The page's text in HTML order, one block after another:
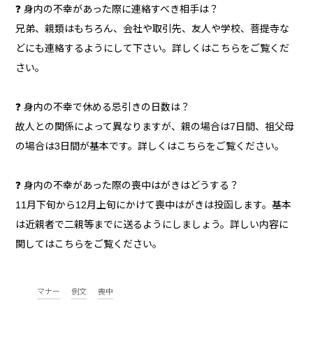
❓ 身内の不幸があった際に連絡すべき相手は？
兄弟、親類はもちろん、会社や取引先、友人や学校、菩提寺な
どにも連絡するようにして下さい。詳しくはこちらをご覧くだ
さい。
❓ 身内の不幸で休める忌引きの日数は？
故人との関係によって異なりますが、親の場合は7日間、祖父母
の場合は3日間が基本です。詳しくはこちらをご覧ください。
❓ 身内の不幸があった際の喪中はがきはどうする？
11月下旬から12月上旬にかけて喪中はがきは投函します。基本
は近親者で二親等までに送るようにしましょう。詳しい内容に
関してはこちらをご覧ください。
マナー 例文 喪中